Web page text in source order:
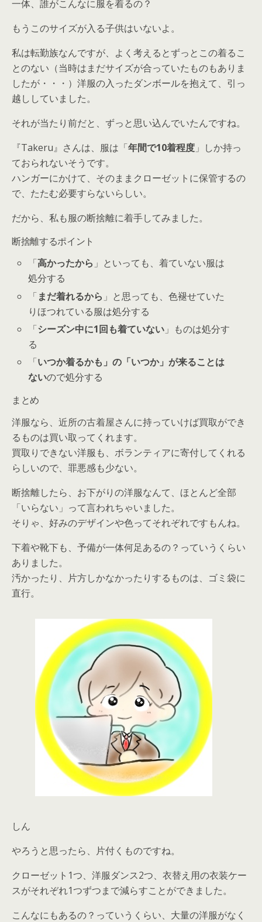
一体、誰がこんなに服を着るの？
もうこのサイズが入る子供はいないよ。
私は転勤族なんですが、よく考えるとずっとこの着るこ
とのない（当時はまだサイズが合っていたものもありま
したが・・・）洋服の入ったダンボールを抱えて、引っ
越ししていました。
それが当たり前だと、ずっと思い込んでいたんですね。
『Takeru』さんは、服は「年間で10着程度 」しか持っ
ておられないそうです。
ハンガーにかけて、そのままクローゼットに保管するの
で、たたむ必要すらないらしい。
だから、私も服の断捨離に着手してみました。
断捨離するポイント
「高かったから 」といっても、着ていない服は
処分する
「まだ着れるから 」と思っても、色褪せていた
りほつれている服は処分する
「シーズン中に1回も着ていない 」ものは処分す
る
「いつか着るかも」の「いつか」が来ることは
ないので処分する
まとめ
洋服なら、近所の古着屋さんに持っていけば買取ができ
るものは買い取ってくれます。
買取りできない洋服も、ボランティアに寄付してくれる
らしいので、罪悪感も少ない。
断捨離したら、お下がりの洋服なんて、ほとんど全部
「いらない」って言われちゃいました。
そりゃ、好みのデザインや色ってそれぞれですもんね。
下着や靴下も、予備が一体何足あるの？っていうくらい
ありました。
汚かったり、片方しかなかったりするものは、ゴミ袋に
直行。
しん
やろうと思ったら、片付くものですね。
クローゼット1つ、洋服ダンス2つ、衣替え用の衣装ケー
スがそれぞれ1つずつまで減らすことができました。
こんなにもあるの？っていうくらい、大量の洋服がなく